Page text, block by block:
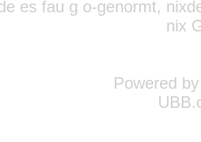
es fau g o-genormt,
nix
Powered